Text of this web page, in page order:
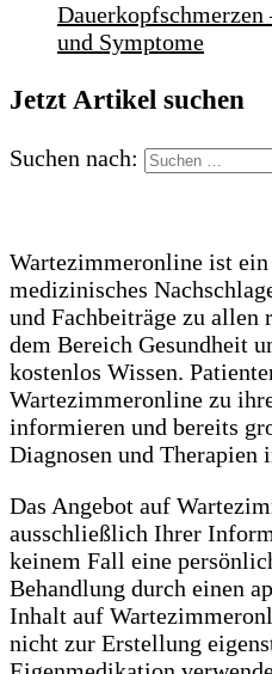
und Symptome
Jetzt Artikel suchen
Suchen nach:
Wartezimmeronline ist
medizinisches
und Fachbeiträge zu allen
dem Bereich Gesundheit
kostenlos Wissen.
Wartezimmeronline zu
informieren und bereits
Diagnosen und Therapien
Das Angebot auf
ausschließlich Ihrer
keinem Fall eine
Behandlung durch einen
Inhalt auf
nicht zur Erstellung